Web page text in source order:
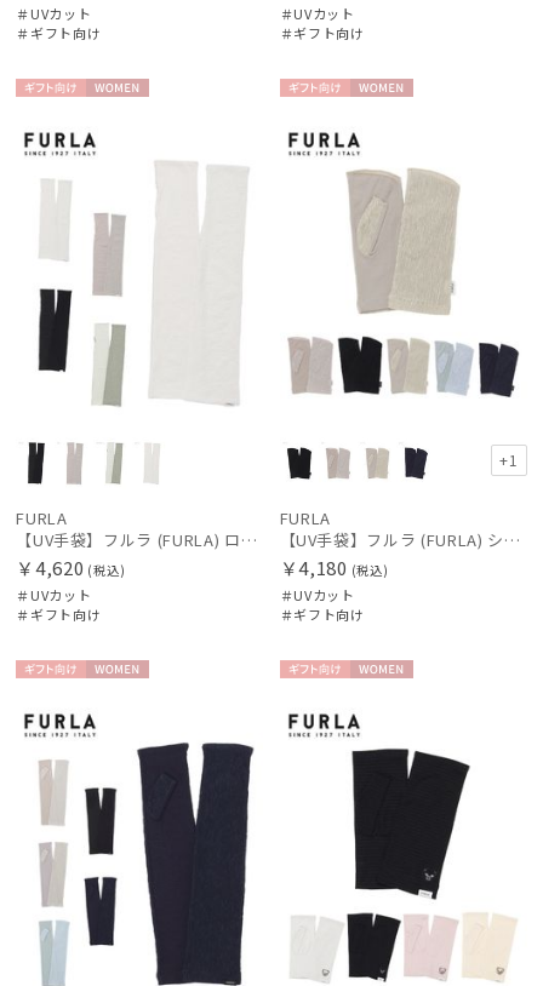
＃UVカット
＃ギフト向け
＃UVカット
＃ギフト向け
向け
N
FURLA
【UV手袋】フルラ (FURLA) ロング ＵＶ手袋 FURLAロゴ 指無し
￥4,620 (税込)
＃UVカット
＃ギフト向け
向け
N
+1
FURLA
【UV手袋】フルラ (FURLA) ショート ＵＶ手袋 FURLAロゴ 指無し
￥4,180 (税込)
＃UVカット
＃ギフト向け
向け
N
向け
N